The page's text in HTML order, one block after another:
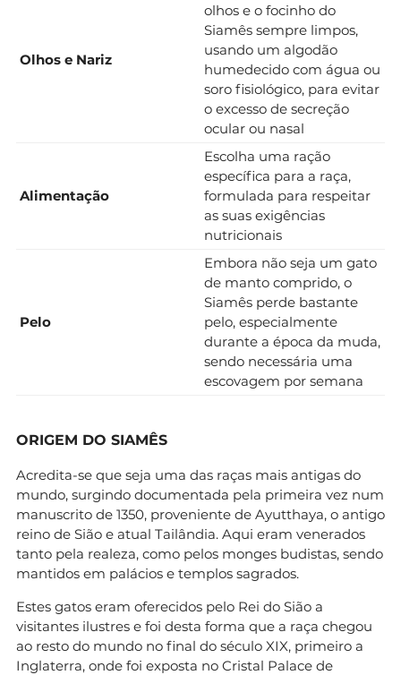
Olhos e Nariz
olhos e o focinho do
Siamês sempre limpos,
usando um algodão
humedecido com água ou
soro fisiológico, para evitar
o excesso de secreção
ocular ou nasal
Alimentação
Escolha uma ração
específica para a raça,
formulada para respeitar
as suas exigências
nutricionais
Pelo
Embora não seja um gato
de manto comprido, o
Siamês perde bastante
pelo, especialmente
durante a época da muda,
sendo necessária uma
escovagem por semana
ORIGEM DO SIAMÊS
Acredita-se que seja uma das raças mais antigas do
mundo, surgindo documentada pela primeira vez num
manuscrito de 1350, proveniente de Ayutthaya, o antigo
reino de Sião e atual Tailândia. Aqui eram venerados
tanto pela realeza, como pelos monges budistas, sendo
mantidos em palácios e templos sagrados.
Estes gatos eram oferecidos pelo Rei do Sião a
visitantes ilustres e foi desta forma que a raça chegou
ao resto do mundo no final do século XIX, primeiro a
Inglaterra, onde foi exposta no Cristal Palace de